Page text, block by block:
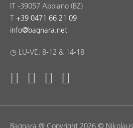
IT -39057 Appiano (BZ)
T +39 0471 66 21 09
info@bagnara.net
◷ LU-VE: 8-12 & 14-18
Bagnara ® Copyright 2026 ©